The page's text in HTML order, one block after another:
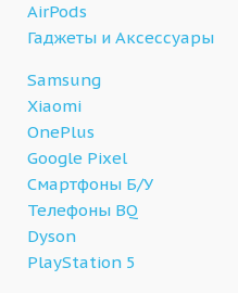
AirPods
Гаджеты и Аксессуары
Samsung
Xiaomi
OnePlus
Google Pixel
Смартфоны Б/У
Телефоны BQ
Dyson
PlayStation 5